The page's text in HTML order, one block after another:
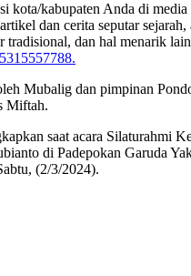
kota/kabupaten Anda di
dan cerita seputar sejarah,
tradisional, dan hal menarik
Mubalig dan pimpinan
Miftah.
saat acara Silaturahmi
di Padepokan Garuda
(2/3/2024).